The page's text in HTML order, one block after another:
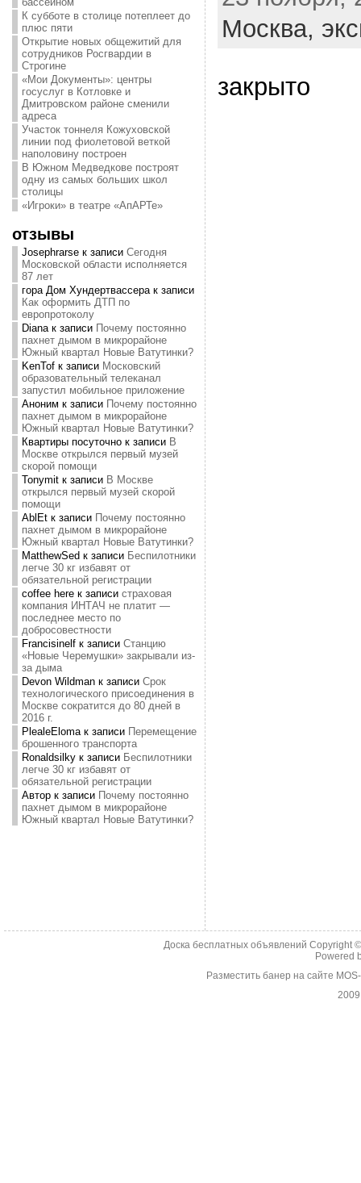
К субботе в столице потеплеет до
плюс пяти
Открытие новых общежитий для
сотрудников Росгвардии в
Строгине
«Мои Документы»: центры
госуслуг в Котловке и
Дмитровском районе сменили
адреса
Участок тоннеля Кожуховской
линии под фиолетовой веткой
наполовину построен
В Южном Медведкове построят
одну из самых больших школ
столицы
«Игроки» в театре «АпАРТе»
отзывы
Josephrarseк записи Сегодня
Московской области исполняется
87 лет
гора Дом Хундертвассерак записи
Как оформить ДТП по
европротоколу
Dianaк записи Почему постоянно
пахнет дымом в микрорайоне
Южный квартал Новые Ватутинки?
KenTofк записи Московский
образовательный телеканал
запустил мобильное приложение
Аноним к записи Почему постоянно
пахнет дымом в микрорайоне
Южный квартал Новые Ватутинки?
Квартиры посуточнок записи В
Москве открылся первый музей
скорой помощи
Tonymitк записи В Москве
открылся первый музей скорой
помощи
AblEtк записи Почему постоянно
пахнет дымом в микрорайоне
Южный квартал Новые Ватутинки?
MatthewSed к записи Беспилотники
легче 30 кг избавят от
обязательной регистрации
coffee hereк записи страховая
компания ИНТАЧ не платит —
последнее место по
добросовестности
Francisinelfк записи Станцию
«Новые Черемушки» закрывали из-
за дыма
Devon Wildmanк записи Срок
технологического присоединения в
Москве сократится до 80 дней в
2016 г.
PlealeElomaк записи Перемещение
брошенного транспорта
Ronaldsilkyк записи Беспилотники
легче 30 кг избавят от
обязательной регистрации
Авторк записи Почему постоянно
пахнет дымом в микрорайоне
Южный квартал Новые Ватутинки?
Москва,
закрыто
Доска бесплатных объявлений Copyright
Powered
Разместить банер на сайте